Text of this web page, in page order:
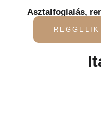
Asztalfoglalás,